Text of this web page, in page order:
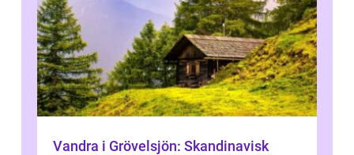
Vandra i Grövelsjön: Skandinavisk